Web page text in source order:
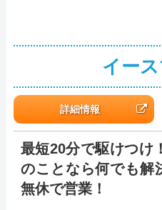
イー
詳細情報
最短20分で駆けつけ
のことなら何でも解
無休で営業！